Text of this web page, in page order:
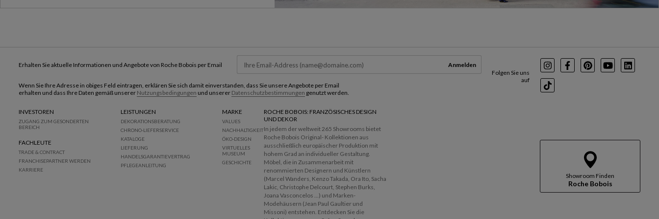
Showroom Finden
Roche Bobois
Folgen Sie uns
auf
InstagramFacebookPinterest
Youtube
TikTok
Erhalten Sie aktuelle Informationen und Angebote von Roche Bobois per Email Anmelden
Wenn Sie Ihre Adresse in obiges Feld eintragen, erklären Sie sich damit einverstanden, dass Sie unsere Angebote per Email
erhalten und dass Ihre Daten gemäß unserer Nutzungsbedingungen und unserer Datenschutzbestimmungen genutzt werden.
INVESTOREN
ZUGANG ZUM GESONDERTEN
BEREICH
FACHLEUTE
TRADE & CONTRACT
FRANCHISEPARTNER WERDEN
KARRIERE
LEISTUNGEN
DEKORATIONSBERATUNG
CHRONO-LIEFERSERVICE
KATALOGE
LIEFERUNG
HANDELSGARANTIEVERTRAG
PFLEGEANLEITUNG
MARKE
VALUES
NACHHALTIGKEIT
ÖKO-DESIGN
VIRTUELLES
MUSEUM
GESCHICHTE
ROCHE BOBOIS: FRANZÖSISCHES DESIGN
UND DEKOR
In jedem der weltweit 265 Showrooms bietet
Roche Bobois Original- Kollektionen aus
ausschließlich europäischer Produktion mit
hohem Grad an individueller Gestaltung.
Möbel, die in Zusammenarbeit mit
renommierten Designern und Künstlern
(Marcel Wanders, Kenzo Takada, Ora Ito, Sacha
Lakic, Christophe Delcourt, Stephen Burks,
Joana Vasconcelos ...) und Marken-
Modehäusern (Jean Paul Gaultier und
Missoni) entstehen. Entdecken Sie die